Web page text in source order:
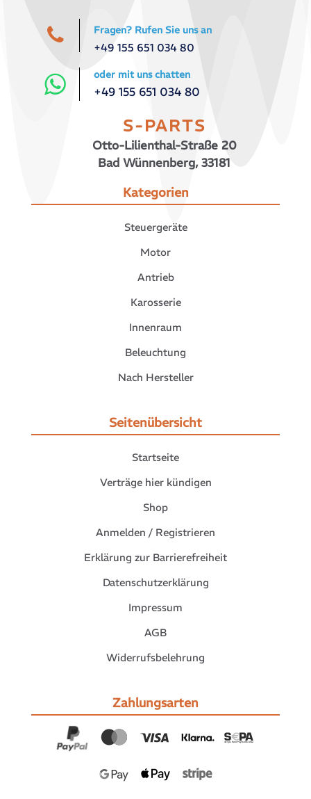
Fragen? Rufen Sie uns an
+49 155 651 034 80
oder mit uns chatten
+49 155 651 034 80
S-PARTS
Otto-Lilienthal-Straße 20
Bad Wünnenberg, 33181
Kategorien
Steuergeräte
Motor
Antrieb
Karosserie
Innenraum
Beleuchtung
Nach Hersteller
Seitenübersicht
Startseite
Verträge hier kündigen
Shop
Anmelden / Registrieren
Erklärung zur Barrierefreiheit
Datenschutzerklärung
Impressum
AGB
Widerrufsbelehrung
Zahlungsarten